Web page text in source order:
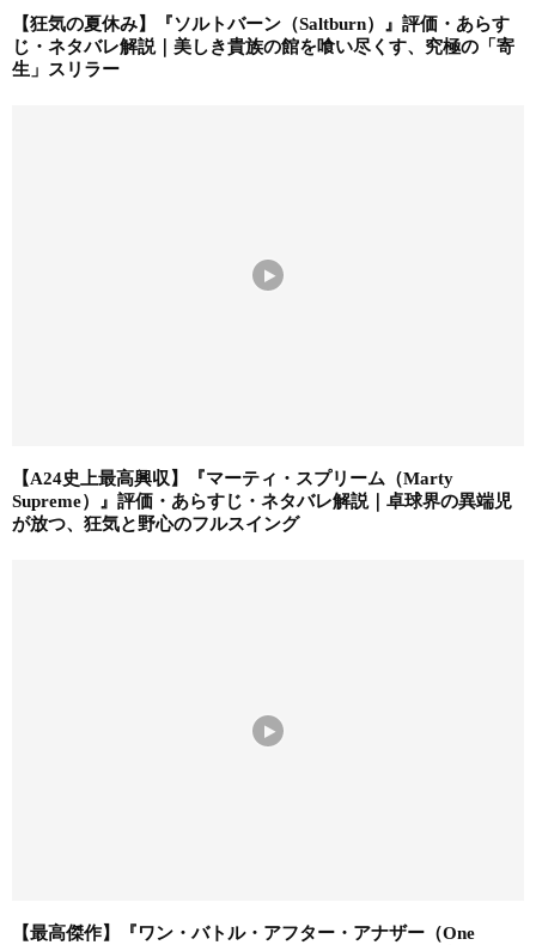
【狂気の夏休み】『ソルトバーン（Saltburn）』評価・あらす
じ・ネタバレ解説｜美しき貴族の館を喰い尽くす、究極の「寄
生」スリラー
【A24史上最高興収】『マーティ・スプリーム（Marty
Supreme）』評価・あらすじ・ネタバレ解説｜卓球界の異端児
が放つ、狂気と野心のフルスイング
【最高傑作】『ワン・バトル・アフター・アナザー（One